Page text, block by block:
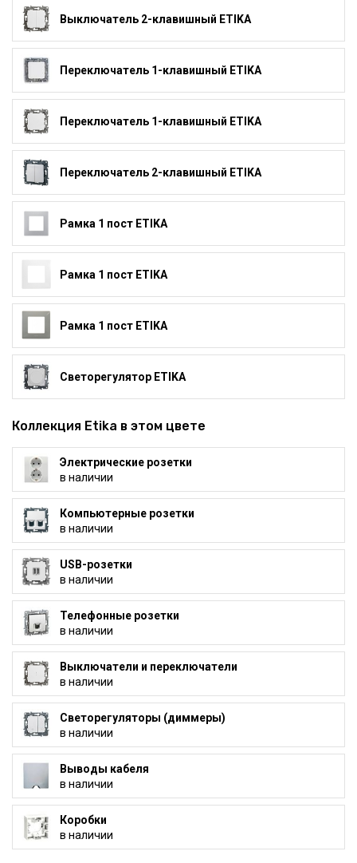
Выключатель 2-клавишный ETIKA
Переключатель 1-клавишный ETIKA
Переключатель 1-клавишный ETIKA
Переключатель 2-клавишный ETIKA
Рамка 1 пост ETIKA
Рамка 1 пост ETIKA
Рамка 1 пост ETIKA
Светорегулятор ETIKA
Коллекция Etika в этом цвете
Электрические розетки
в наличии
Компьютерные розетки
в наличии
USB-розетки
в наличии
Телефонные розетки
в наличии
Выключатели и переключатели
в наличии
Светорегуляторы (диммеры)
в наличии
Выводы кабеля
в наличии
Коробки
в наличии